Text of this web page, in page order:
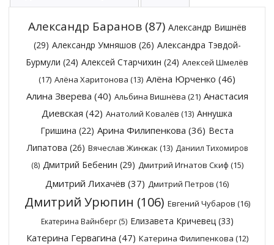
Александр Баранов(87) Александр Вишнёв
(29) Александр Умняшов (26) Александра Тэвдой-
Бурмули (24) Алексей Старчихин (24) Алексей Шмелёв
(17) Алёна Харитонова (13) Алёна Юрченко (46)
Алина Зверева (40) Альбина Вишнёва (21) Анастасия
Диевская (42) Анатолий Ковалёв (13) Аннушка
Гришина (22) Арина Филипенкова (36) Веста
Липатова (26) Вячеслав Жинжак (13) Даниил Тихомиров
(8) Дмитрий Бебенин (29) Дмитрий Игнатов Скиф (15)
Дмитрий Лихачёв (37) Дмитрий Петров (16)
Дмитрий Урюпин (106) Евгений Чубаров (16)
Екатерина Вайнберг(5) Елизавета Кричевец(33)
Катерина Гервагина (47) Катерина Филипенкова (12)